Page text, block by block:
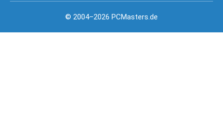
© 2004–2026 PCMasters.de